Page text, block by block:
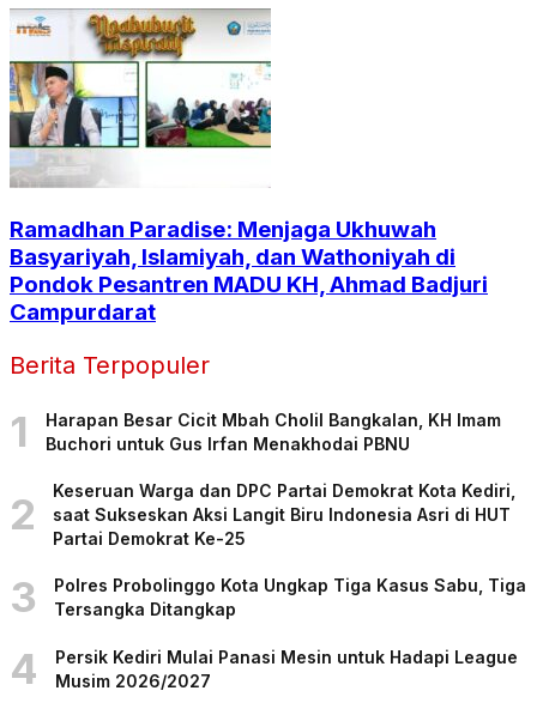
Ramadhan Paradise: Menjaga Ukhuwah
Basyariyah, Islamiyah, dan Wathoniyah di
Pondok Pesantren MADU KH, Ahmad Badjuri
Campurdarat
Berita Terpopuler
1
Harapan Besar Cicit Mbah Cholil Bangkalan, KH Imam
Buchori untuk Gus Irfan Menakhodai PBNU
2
Keseruan Warga dan DPC Partai Demokrat Kota Kediri,
saat Sukseskan Aksi Langit Biru Indonesia Asri di HUT
Partai Demokrat Ke-25
3
Polres Probolinggo Kota Ungkap Tiga Kasus Sabu, Tiga
Tersangka Ditangkap
4
Persik Kediri Mulai Panasi Mesin untuk Hadapi League
Musim 2026/2027